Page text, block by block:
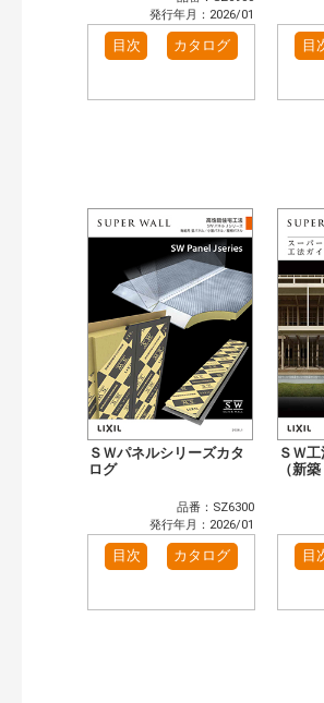
発行年月：2026/01
目次 カタログ 目
ＳＷパネルシリーズカタ
ログ
品番：SZ6300
発行年月：2026/01
目次 カタログ
ＳＷ
（新
目